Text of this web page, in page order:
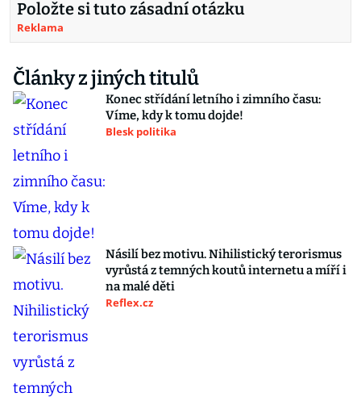
Položte si tuto zásadní otázku
Reklama
Články z jiných titulů
Konec střídání letního i zimního času:
Víme, kdy k tomu dojde!
Blesk politika
Násilí bez motivu. Nihilistický terorismus
vyrůstá z temných koutů internetu a míří i
na malé děti
Reflex.cz